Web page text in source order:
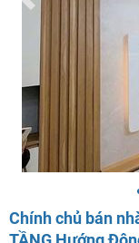
Chính chủ bán